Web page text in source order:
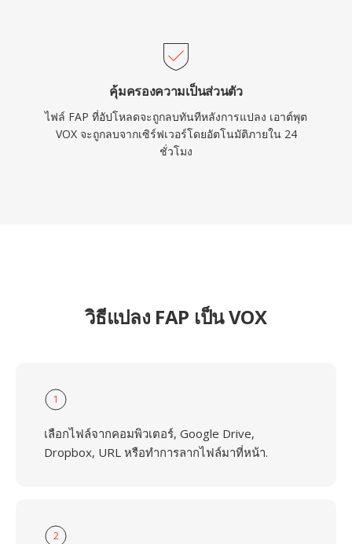
คุ้มครองความเป็นส่วนตัว
ไฟล์ FAP ที่อัปโหลดจะถูกลบทันทีหลังการแปลง เอาต์พุต
VOX จะถูกลบจากเซิร์ฟเวอร์โดยอัตโนมัติภายใน 24
ชั่วโมง
วิธีแปลง FAP เป็น VOX
1
เลือกไฟล์จากคอมพิวเตอร์, Google Drive,
Dropbox, URL หรือทำการลากไฟล์มาที่หน้า.
2